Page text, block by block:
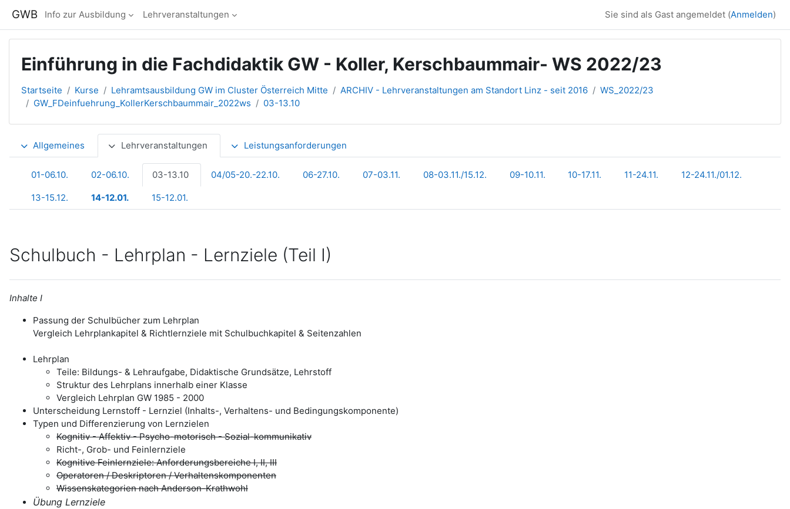
GWB Info zur Ausbildung Lehrveranstaltungen Sie sind als Gast angemeldet (Anmelden)
Einführung in die Fachdidaktik GW - Koller, Kerschbaummair- WS 2022/23
Startseite Kurse Lehramtsausbildung GW im Cluster Österreich Mitte ARCHIV - Lehrveranstaltungen am Standort Linz - seit 2016
WS_2022/23
GW_FDeinfuehrung_KollerKerschbaummair_2022ws
03-13.10
Abschnittsübersicht
Allgemeines Lehrveranstaltungen Leistungsanforderungen
01-06.10. 02-06.10. 03-13.10 04/05-20.-22.10. 06-27.10. 07-03.11. 08-03.11./15.12. 09-10.11. 10-17.11. 11-24.11. 12-24.11./01.12.
13-15.12. 14-12.01. 15-12.01.
Schulbuch - Lehrplan - Lernziele (Teil I)
Inhalte I
Passung der Schulbücher zum Lehrplan
Vergleich Lehrplankapitel & Richtlernziele mit Schulbuchkapitel & Seitenzahlen
Lehrplan
Teile: Bildungs- & Lehraufgabe, Didaktische Grundsätze, Lehrstoff
Struktur des Lehrplans innerhalb einer Klasse
Vergleich Lehrplan GW 1985 - 2000
Unterscheidung Lernstoff - Lernziel (Inhalts-, Verhaltens- und Bedingungskomponente)
Typen und Differenzierung von Lernzielen
Kognitiv - Affektiv - Psycho-motorisch - Sozial-kommunikativ
Richt-, Grob- und Feinlernziele
Kognitive Feinlernziele: Anforderungsbereiche I, II, III
Operatoren / Deskriptoren / Verhaltenskomponenten
Wissenskategorien nach Anderson-Krathwohl
Übung Lernziele